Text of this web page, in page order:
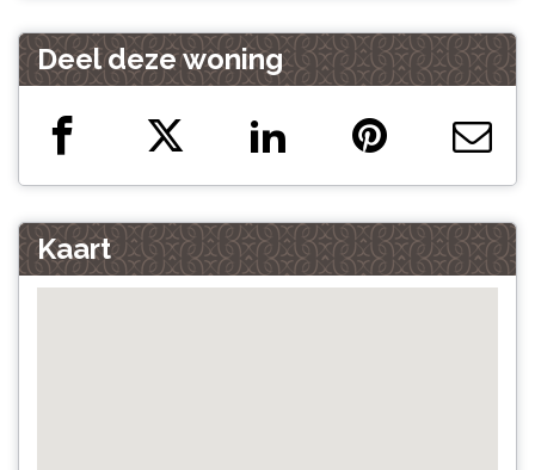
Deel deze woning
Kaart